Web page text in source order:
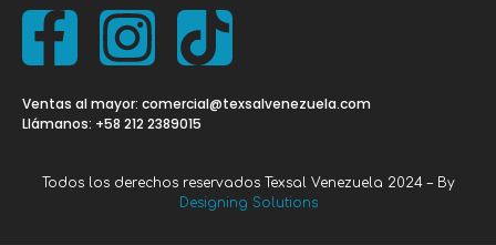
Ventas al mayor: comercial@texsalvenezuela.com
Llámanos: +58 212 2389015
Todos los derechos reservados Texsal Venezuela 2024 – By
Designing Solutions